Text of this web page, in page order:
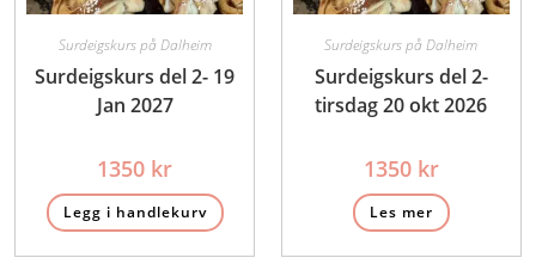
Surdeigskurs på Dalheim
Surdeigskurs del 2- 19
Jan 2027
1350 kr
Legg i handlekurv
Surdeigskurs på Dalheim
Surdeigskurs del 2-
tirsdag 20 okt 2026
1350 kr
Les mer